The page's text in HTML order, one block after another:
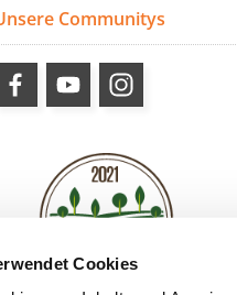
Cookies
Communitys